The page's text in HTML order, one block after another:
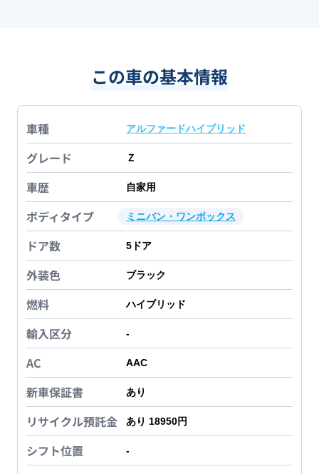
この車の基本情報
車種 アルファードハイブリッド
グレード Ｚ
車歴 自家用
ボディタイプ ミニバン・ワンボックス
ドア数 5 ドア
外装色 ブラック
燃料 ハイブリッド
輸入区分 -
AC AAC
新車保証書 あり
リサイクル預託金 あり 18950円
シフト位置 -